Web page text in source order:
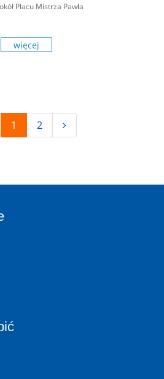
Placu Mistrza Pawła
więcej
1 2